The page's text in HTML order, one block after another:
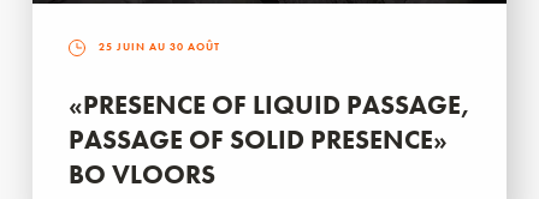
25 JUIN AU 30 AOÛT
«PRESENCE OF LIQUID PASSAGE,
PASSAGE OF SOLID PRESENCE»
BO VLOORS